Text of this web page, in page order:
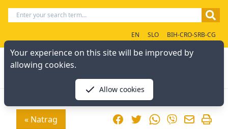
EN SLO BIH-CRO-SRB-CG
« Natrag FacebookTwitterWhatsApp
Viber
Your experience on this site will be improved by
allowing cookies.
Allow cookies